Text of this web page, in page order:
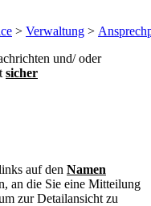
> Verwaltung >
und/ oder
sicher
auf den Namen
an die Sie eine Mitteilung
zur Detailansicht zu